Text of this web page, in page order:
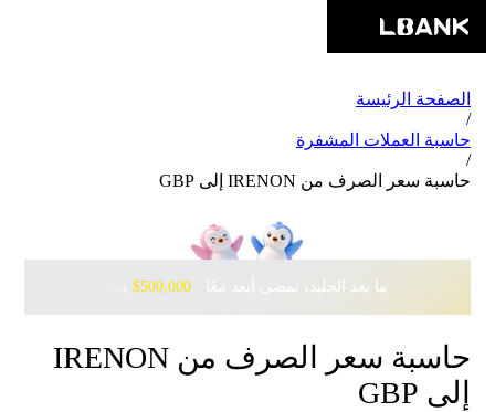
الصفحة الرئيسة
/
حاسبة العملات المشفرة
/
حاسبة سعر الصرف من IRENON إلى GBP
ما بعد الجليد، نمضي أبعد معًا · ‎ $500,000بانتظارك مع Pudgy Penguins
حاسبة سعر الصرف من IRENON
إلى GBP